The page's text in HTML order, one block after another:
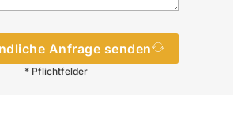
Anfrage senden
* Pflichtfelder